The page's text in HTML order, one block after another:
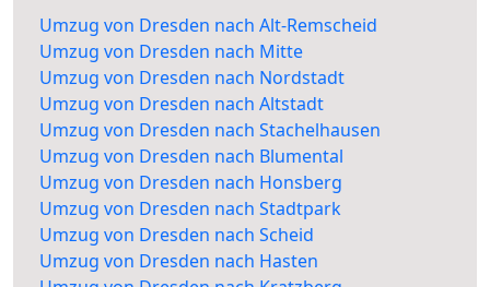
Umzug von Dresden nach Alt-Remscheid
Umzug von Dresden nach Mitte
Umzug von Dresden nach Nordstadt
Umzug von Dresden nach Altstadt
Umzug von Dresden nach Stachelhausen
Umzug von Dresden nach Blumental
Umzug von Dresden nach Honsberg
Umzug von Dresden nach Stadtpark
Umzug von Dresden nach Scheid
Umzug von Dresden nach Hasten